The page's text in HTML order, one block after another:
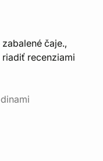
čaje.,
recenziami